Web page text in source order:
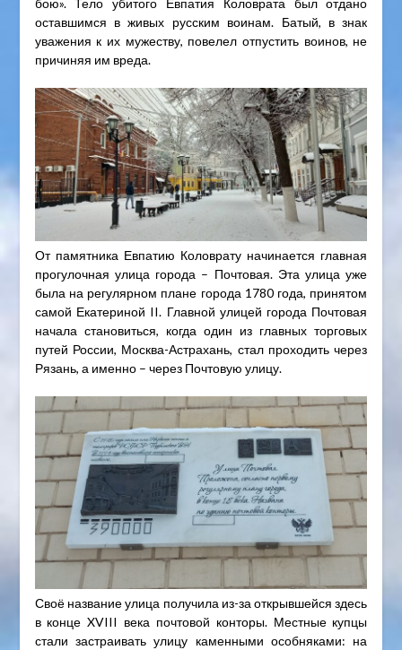
оставшимся в живых русским воинам. Батый, в знак
уважения к их мужеству, повелел отпустить воинов, не
причиняя им вреда.
От памятника Евпатию Коловрату начинается главная
прогулочная улица города – Почтовая. Эта улица уже
была на регулярном плане города 1780 года, принятом
самой Екатериной II. Главной улицей города Почтовая
начала становиться, когда один из главных торговых
путей России, Москва-Астрахань, стал проходить через
Рязань, а именно – через Почтовую улицу.
Своё название улица получила из-за открывшейся здесь
в конце XVIII века почтовой конторы. Местные купцы
стали застраивать улицу каменными особняками: на